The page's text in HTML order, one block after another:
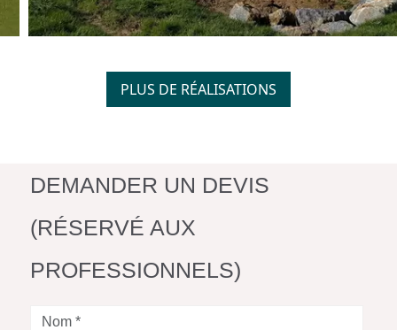
PLUS DE RÉALISATIONS
DEMANDER UN DEVIS
(RÉSERVÉ AUX
PROFESSIONNELS)
Nom